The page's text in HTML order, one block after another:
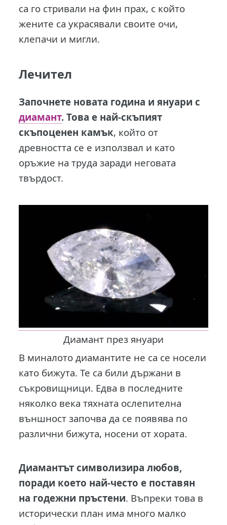
са го стривали на фин прах, с който
жените са украсявали своите очи,
клепачи и мигли.
Лечител
Започнете новата година и януари с
диамант. Това е най-скъпият
скъпоценен камък, който от
древността се е използвал и като
оръжие на труда заради неговата
твърдост.
Диамант през януари
В миналото диамантите не са се носели
като бижута. Те са били държани в
съкровищници. Едва в последните
няколко века тяхната ослепителна
външност започва да се появява по
различни бижута, носени от хората.
Диамантът символизира любов,
поради което най-често е поставян
на годежни пръстени. Въпреки това в
исторически план има много малко